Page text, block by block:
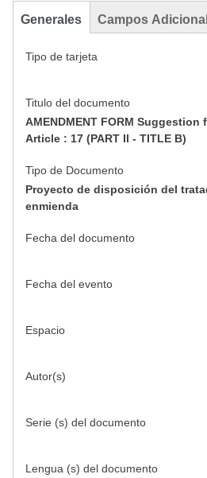
Generales Campos
Tipo de tarjeta
Titulo del documento
AMENDMENT FORM Suggestion
Article : 17 (PART II - TITLE B)
Tipo de Documento
Proyecto de disposición del
enmienda
Fecha del documento
Fecha del evento
Espacio
Autor(s)
Serie (s) del documento
Lengua (s) del documento